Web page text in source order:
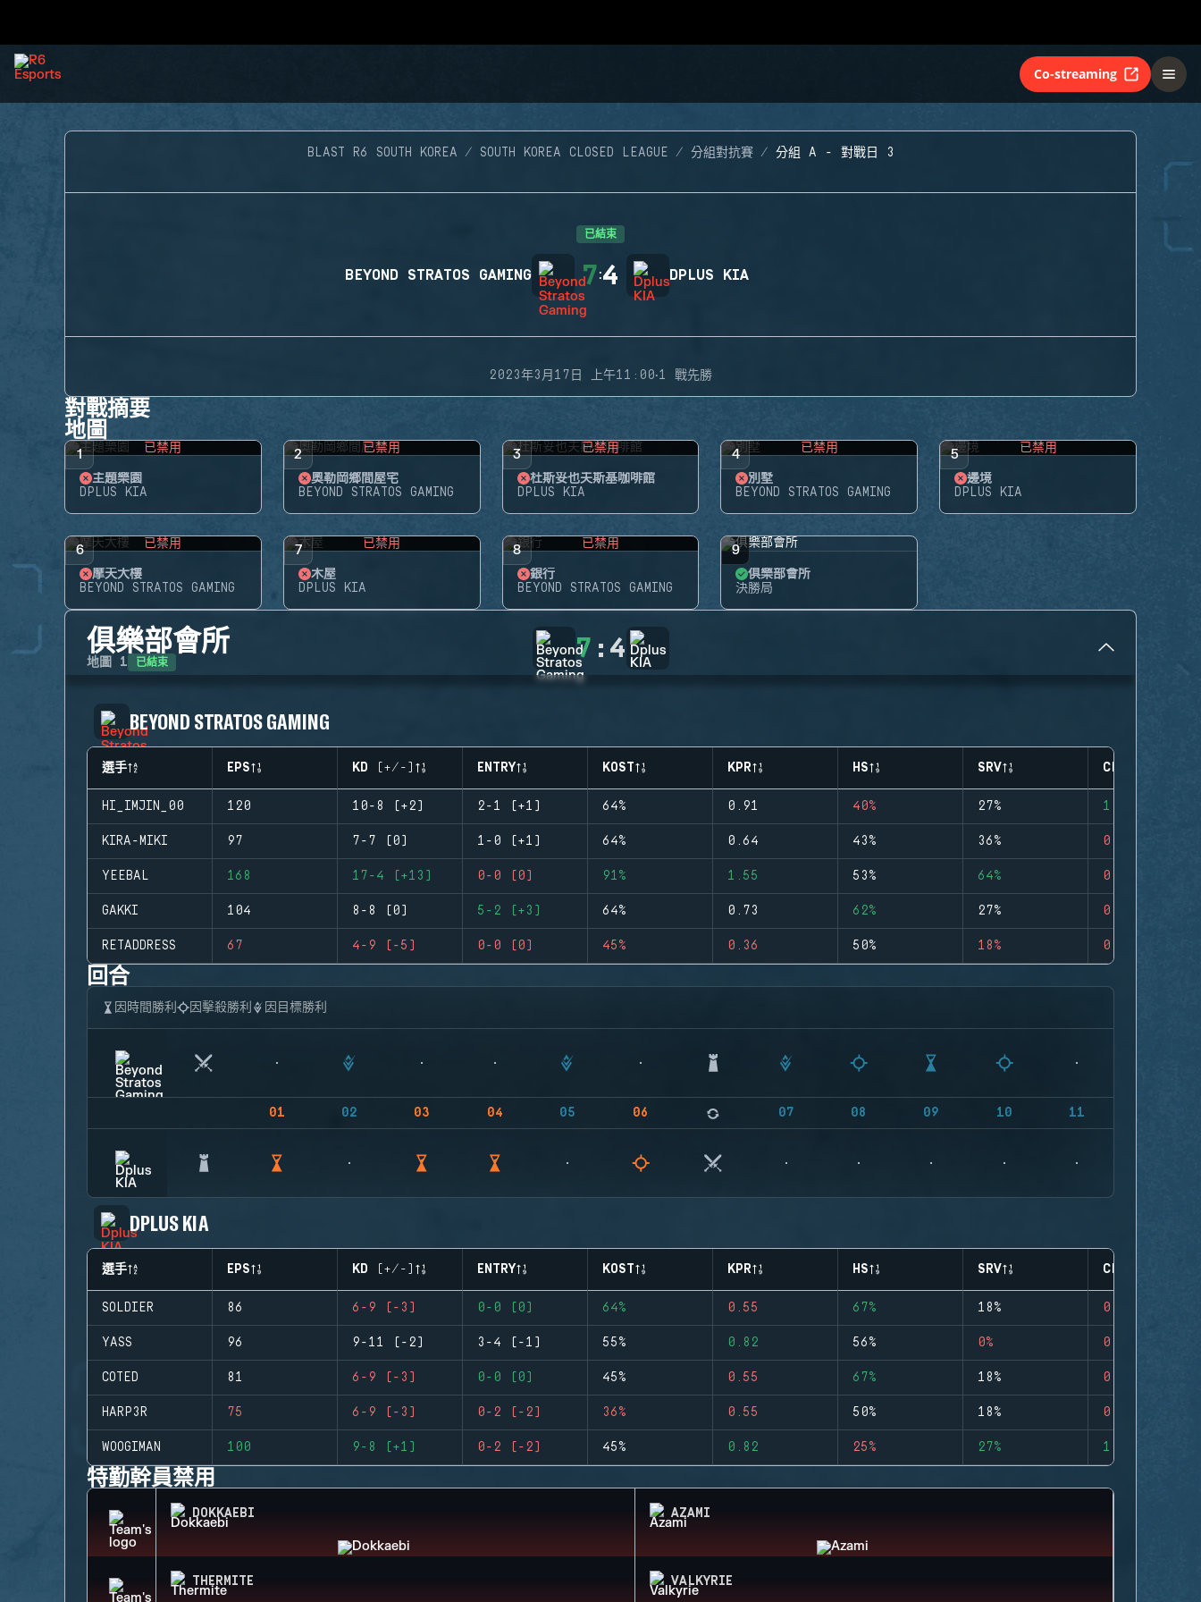
Co-streaming
BLAST R6 SOUTH KOREA SOUTH KOREA CLOSED LEAGUE 分組對抗賽 分組 A - 對戰日 3
已結束
BEYOND STRATOS GAMING 7:4 DPLUS KIA
2023年3月17日 上午11:00·1 戰先勝
對戰摘要
地圖
1 已禁用
主題樂園
DPLUS KIA
2 已禁用
奧勒岡鄉間屋宅
BEYOND STRATOS GAMING
3 已禁用
杜斯妥也夫斯基咖啡館
DPLUS KIA
4 已禁用
別墅
BEYOND STRATOS GAMING
5 已禁用
邊境
DPLUS KIA
6 已禁用
摩天大樓
BEYOND STRATOS GAMING
7 已禁用
木屋
DPLUS KIA
8 已禁用
銀行
BEYOND STRATOS GAMING
9
俱樂部會所
決勝局
俱樂部會所
地圖 1 已結束 7 : 4
BEYOND STRATOS GAMING
選手 EPS KD (+/-) ENTRY KOST KPR HS SRV CLUTCHES
HI_IMJIN_00 120 10-8 (+2) 2-1 (+1) 64% 0.91 40% 27% 1
KIRA-MIKI 97 7-7 (0) 1-0 (+1) 64% 0.64 43% 36% 0
YEEBAL 168 17-4 (+13) 0-0 (0) 91% 1.55 53% 64% 0
GAKKI 104 8-8 (0) 5-2 (+3) 64% 0.73 62% 27% 0
RETADDRESS 67 4-9 (-5) 0-0 (0) 45% 0.36 50% 18% 0
回合
因時間勝利 因擊殺勝利 因目標勝利
01 02 03 04 05 06 07 08 09 10 11
DPLUS KIA
選手 EPS KD (+/-) ENTRY KOST KPR HS SRV CLUTCHES
SOLDIER 86 6-9 (-3) 0-0 (0) 64% 0.55 67% 18% 0
YASS 96 9-11 (-2) 3-4 (-1) 55% 0.82 56% 0% 0
COTED 81 6-9 (-3) 0-0 (0) 45% 0.55 67% 18% 0
HARP3R 75 6-9 (-3) 0-2 (-2) 36% 0.55 50% 18% 0
WOOGIMAN 100 9-8 (+1) 0-2 (-2) 45% 0.82 25% 27% 1
特勤幹員禁用
DOKKAEBI AZAMI
THERMITE VALKYRIE